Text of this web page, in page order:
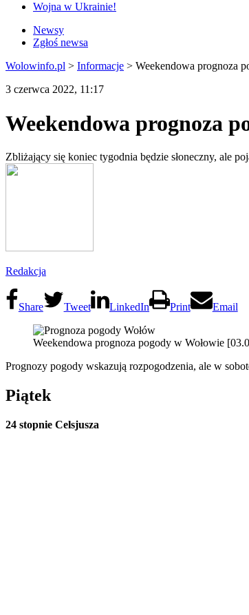
Wojna w Ukrainie!
Newsy
Zgłoś newsa
Wolowinfo.pl > Informacje > Weekendowa prognoza
3 czerwca 2022, 11:17
Weekendowa prognoza
Zbliżający się koniec tygodnia będzie słoneczny, ale
Redakcja
Share Tweet LinkedIn Print Email
Weekendowa prognoza pogody w Wołowie
Prognozy pogody wskazują rozpogodzenia, ale w
Piątek
24 stopnie Celsjusza